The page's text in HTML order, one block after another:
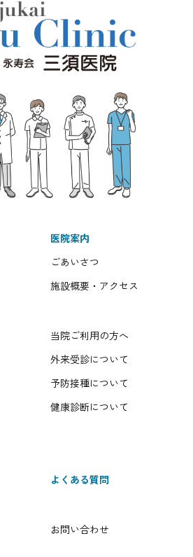
医院案内
ごあいさつ
施設概要・アクセス
当院ご利用の方へ
外来受診について
予防接種について
健康診断について
よくある質問
お問い合わせ